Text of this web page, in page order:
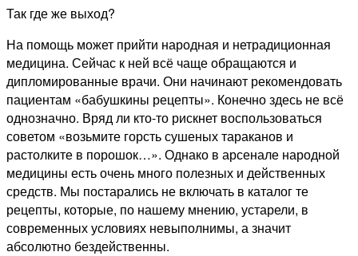
Так где же выход?
На помощь может прийти народная и нетрадиционная
медицина. Сейчас к ней всё чаще обращаются и
дипломированные врачи. Они начинают рекомендовать
пациентам «бабушкины рецепты». Конечно здесь не всё
однозначно. Вряд ли кто-то рискнет воспользоваться
советом «возьмите горсть сушеных тараканов и
растолките в порошок…». Однако в арсенале народной
медицины есть очень много полезных и действенных
средств. Мы постарались не включать в каталог те
рецепты, которые, по нашему мнению, устарели, в
современных условиях невыполнимы, а значит
абсолютно бездейственны.